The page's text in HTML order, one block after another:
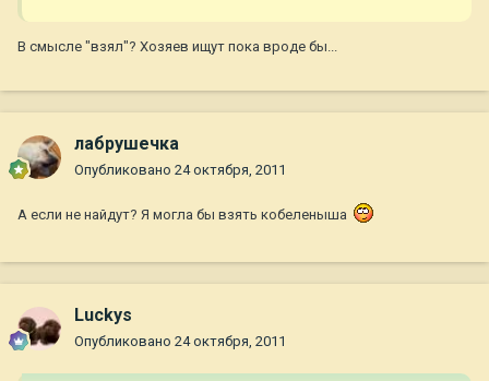
В смысле "взял"? Хозяев ищут пока вроде бы...
лабрушечка
Опубликовано 24 октября, 2011
А если не найдут? Я могла бы взять кобеленыша
Luckys
Опубликовано 24 октября, 2011